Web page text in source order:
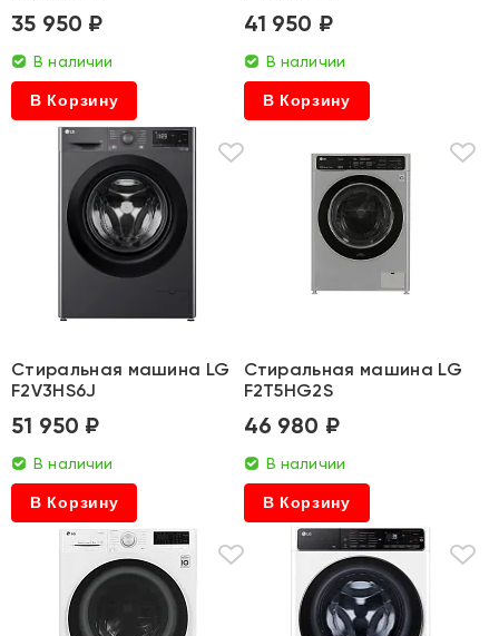
35 950 ₽
В наличии
В Корзину
41 950 ₽
В наличии
В Корзину
Стиральная машина LG
F2V3HS6J
51 950 ₽
В наличии
В Корзину
Стиральная машина LG
F2T5HG2S
46 980 ₽
В наличии
В Корзину